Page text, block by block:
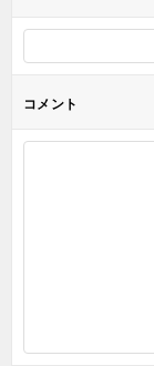
コメント